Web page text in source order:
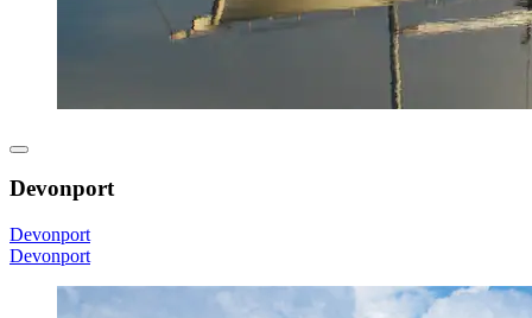
Devonport
Devonport
Devonport